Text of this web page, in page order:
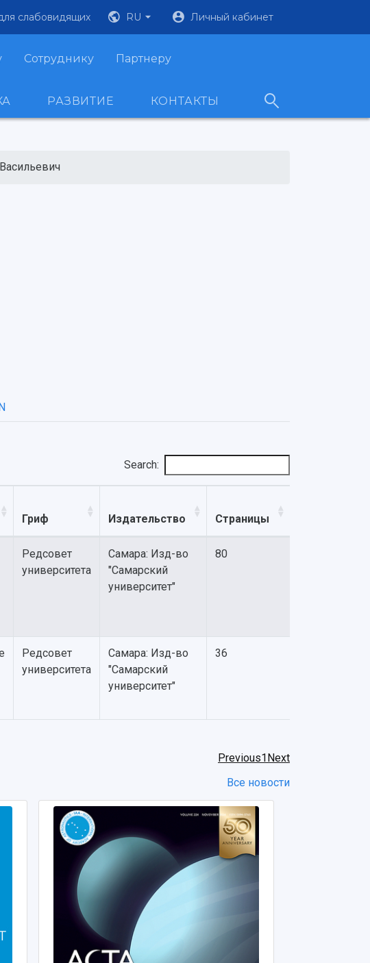
слабовидящих RU Личный кабинет
Сотруднику Партнеру
РАЗВИТИЕ КОНТАКТЫ
Search:
Гриф Издательство Страницы
Редсовет
университета
Самара: Изд-во
"Самарский
университет"
80
Редсовет
университета
Самара: Изд-во
"Самарский
университет"
36
Previous1Next
Все новости